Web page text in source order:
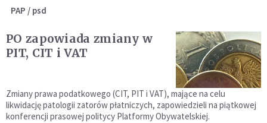
PAP / psd
PO zapowiada zmiany w
PIT, CIT i VAT
Zmiany prawa podatkowego (CIT, PIT i VAT), mające na celu
likwidację patologii zatorów płatniczych, zapowiedzieli na piątkowej
konferencji prasowej politycy Platformy Obywatelskiej.